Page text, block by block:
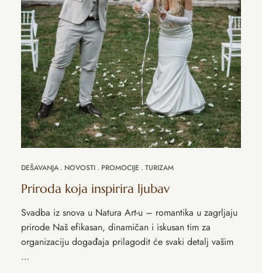
DEŠAVANJA NOVOSTI PROMOCIJE TURIZAM
Priroda koja inspirira ljubav
Svadba iz snova u Natura Art-u – romantika u zagrljaju
prirode Naš efikasan, dinamičan i iskusan tim za
organizaciju događaja prilagodit će svaki detalj vašim
…